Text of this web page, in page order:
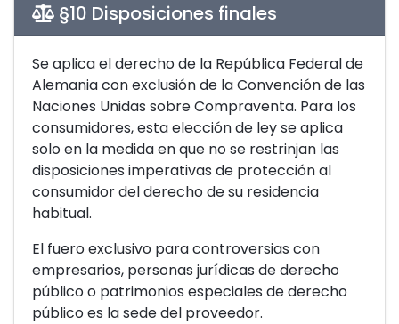
§10 Disposiciones finales
Se aplica el derecho de la República Federal de
Alemania con exclusión de la Convención de las
Naciones Unidas sobre Compraventa. Para los
consumidores, esta elección de ley se aplica
solo en la medida en que no se restrinjan las
disposiciones imperativas de protección al
consumidor del derecho de su residencia
habitual.
El fuero exclusivo para controversias con
empresarios, personas jurídicas de derecho
público o patrimonios especiales de derecho
público es la sede del proveedor.